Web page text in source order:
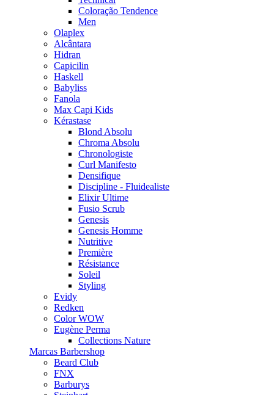
Coloração Tendence
Men
Olaplex
Alcântara
Hidran
Capicilin
Haskell
Babyliss
Fanola
Max Capi Kids
Kérastase
Blond Absolu
Chroma Absolu
Chronologiste
Curl Manifesto
Densifique
Discipline - Fluidealiste
Elixir Ultime
Fusio Scrub
Genesis
Genesis Homme
Nutritive
Première
Résistance
Soleil
Styling
Evidy
Redken
Color WOW
Eugène Perma
Collections Nature
Marcas Barbershop
Beard Club
FNX
Barburys